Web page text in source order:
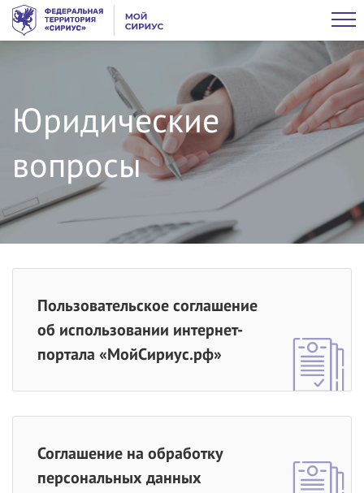
Юридические
вопросы
Пользовательское соглашение
об использовании интернет-
портала «МойСириус.рф»
Соглашение на обработку
персональных данных